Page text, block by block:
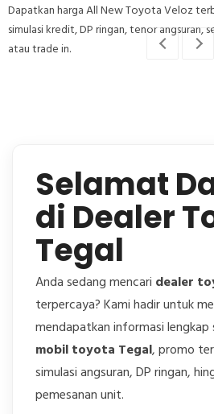
Dapatkan harga All New Toyota Veloz
simulasi kredit, DP ringan, tenor angsuran,
atau trade in.
Selamat
di Dealer
Tegal
Anda sedang mencari dealer
terpercaya? Kami hadir untuk
mendapatkan informasi
mobil toyota Tegal, promo
simulasi angsuran, DP ringan,
pemesanan unit.